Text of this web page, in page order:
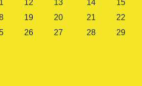
12 13 14
15
19 20 21
22
26 27 28
29